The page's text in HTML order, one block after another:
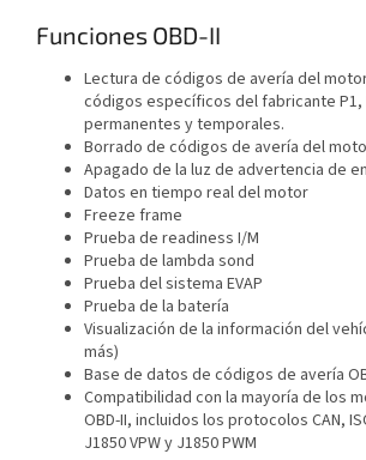
Funciones OBD-II
Lectura de códigos de avería del
códigos específicos del fabricante P1,
permanentes y temporales.
Borrado de códigos de avería del
Apagado de la luz de advertencia de
Datos en tiempo real del motor
Freeze frame
Prueba de readiness I/M
Prueba de lambda sond
Prueba del sistema EVAP
Prueba de la batería
Visualización de la información del
más)
Base de datos de códigos de avería
Compatibilidad con la mayoría de los
OBD-II, incluidos los protocolos CAN,
J1850 VPW y J1850 PWM